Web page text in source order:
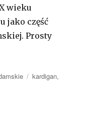
wieku
jako część
Prosty
Tagi
kardigan,